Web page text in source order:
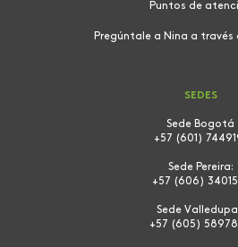
Puntos de
Pregúntale a Nina a través
SEDES
Sede Bogotá
+57 (601)
Sede Pereira:
+57 (606)
Sede
+57 (605)